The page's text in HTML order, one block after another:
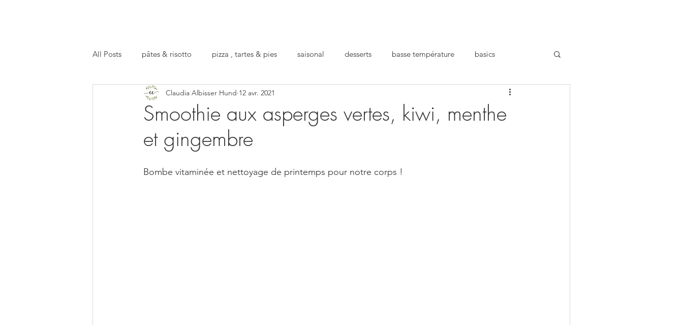
All Posts pâtes & risotto pizza , tartes & pies saisonal desserts basse température basics
repas preparé facts apéro repas préparé
Smoothie aux asperges vertes, kiwi, menthe
et gingembre
Claudia Albisser Hund 12 avr. 2021
Bombe vitaminée et nettoyage de printemps pour notre corps !